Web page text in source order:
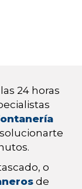
24 horas
o
de